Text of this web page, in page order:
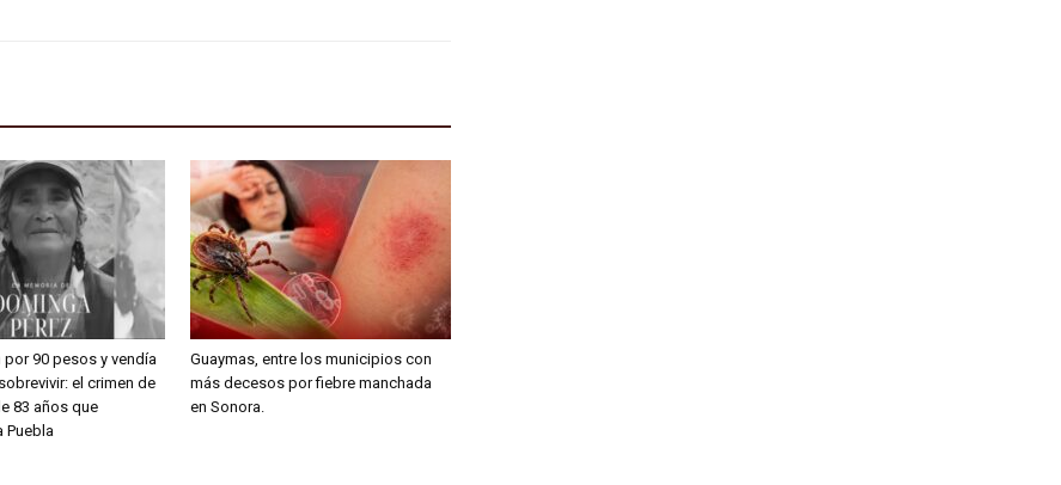
por 90 pesos y vendía
el crimen de
83 años que
Puebla
Guaymas, entre los municipios con
más decesos por fiebre manchada
en Sonora.